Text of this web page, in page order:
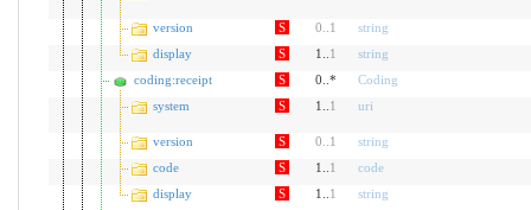
version S 0 1
string
display
S 1.. 1
string
coding:receipt
S 0..*
Coding
system
S 1.. 1 uri
version S 0 1
string
code
S 1.. 1
code
display
S 1.. 1
string